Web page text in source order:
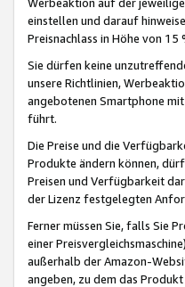
einstellen und darauf
Preisnachlass in Höhe von
Sie dürfen keine
unsere Richtlinien,
angebotenen Smartphone
führt.
Die Preise und die
Produkte ändern können,
Preisen und Verfügbarkeit
der Lizenz festgelegten
Ferner müssen Sie, falls Sie
einer
außerhalb der Amazon-
angeben, zu dem das